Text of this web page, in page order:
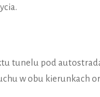
tunelu pod
w obu kierunkach